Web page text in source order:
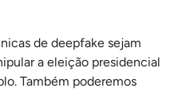
de deepfake sejam
a eleição presidencial
Também poderemos